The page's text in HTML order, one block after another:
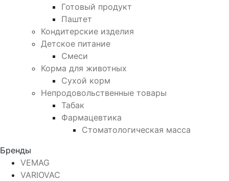
Готовый продукт
Паштет
Кондитерские изделия
Детское питание
Смеси
Корма для животных
Сухой корм
Непродовольственные товары
Табак
Фармацевтика
Стоматологическая масса
Бренды
VEMAG
VARIOVAC